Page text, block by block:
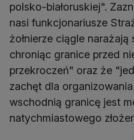
polsko-białoruskiej".
nasi funkcjonariusze
żołnierze ciągle
chroniąc granice przed
przekroczeń" oraz że
zachęt dla
wschodnią granicę jest
natychmiastowego